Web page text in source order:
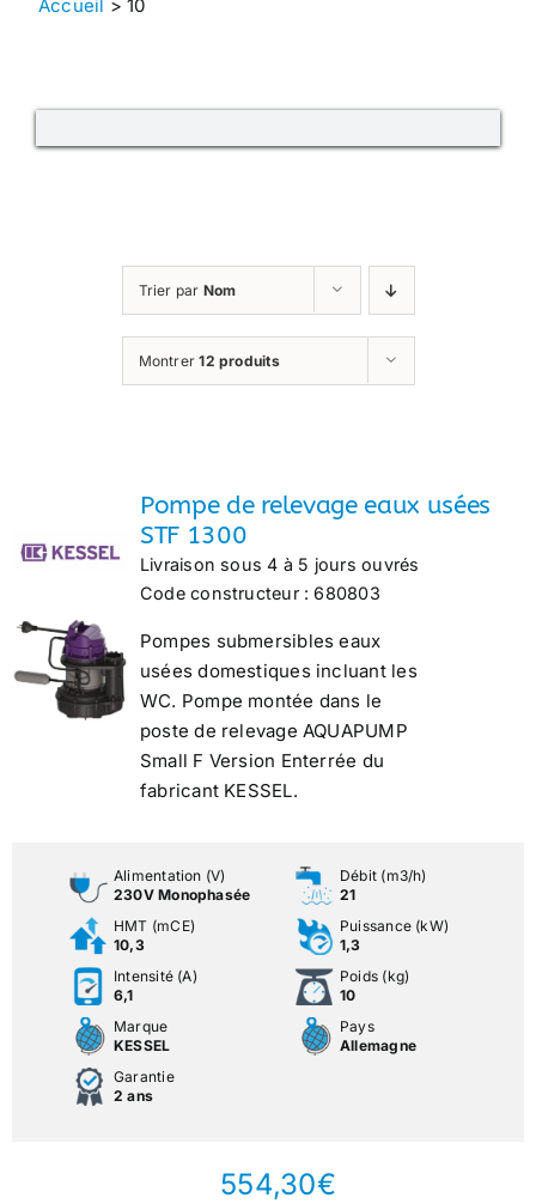
Accueil >10
Trier par Nom
Montrer12 produits
Pompe de relevage eaux usées
STF 1300
Livraison sous 4 à 5 jours ouvrés
Code constructeur : 680803
Pompes submersibles eaux
usées domestiques incluant les
WC. Pompe montée dans le
poste de relevage AQUAPUMP
Small F Version Enterrée du
fabricant KESSEL.
Alimentation (V)
230V Monophasée
Débit (m3/h)
21
HMT (mCE)
10,3
Puissance (kW)
1,3
Intensité (A)
6,1
Poids (kg)
10
Marque
KESSEL
Pays
Allemagne
Garantie
2 ans
554,30€